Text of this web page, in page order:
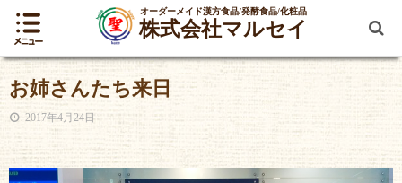
オーダーメイド漢方食品/発酵食品/化粧品
株式会社マルセイ
お姉さんたち来日
2017年4月24日